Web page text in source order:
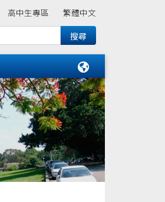
高中生專區 繁體中文